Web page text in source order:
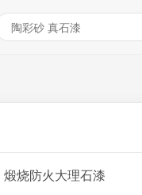
煅烧防火大理石漆